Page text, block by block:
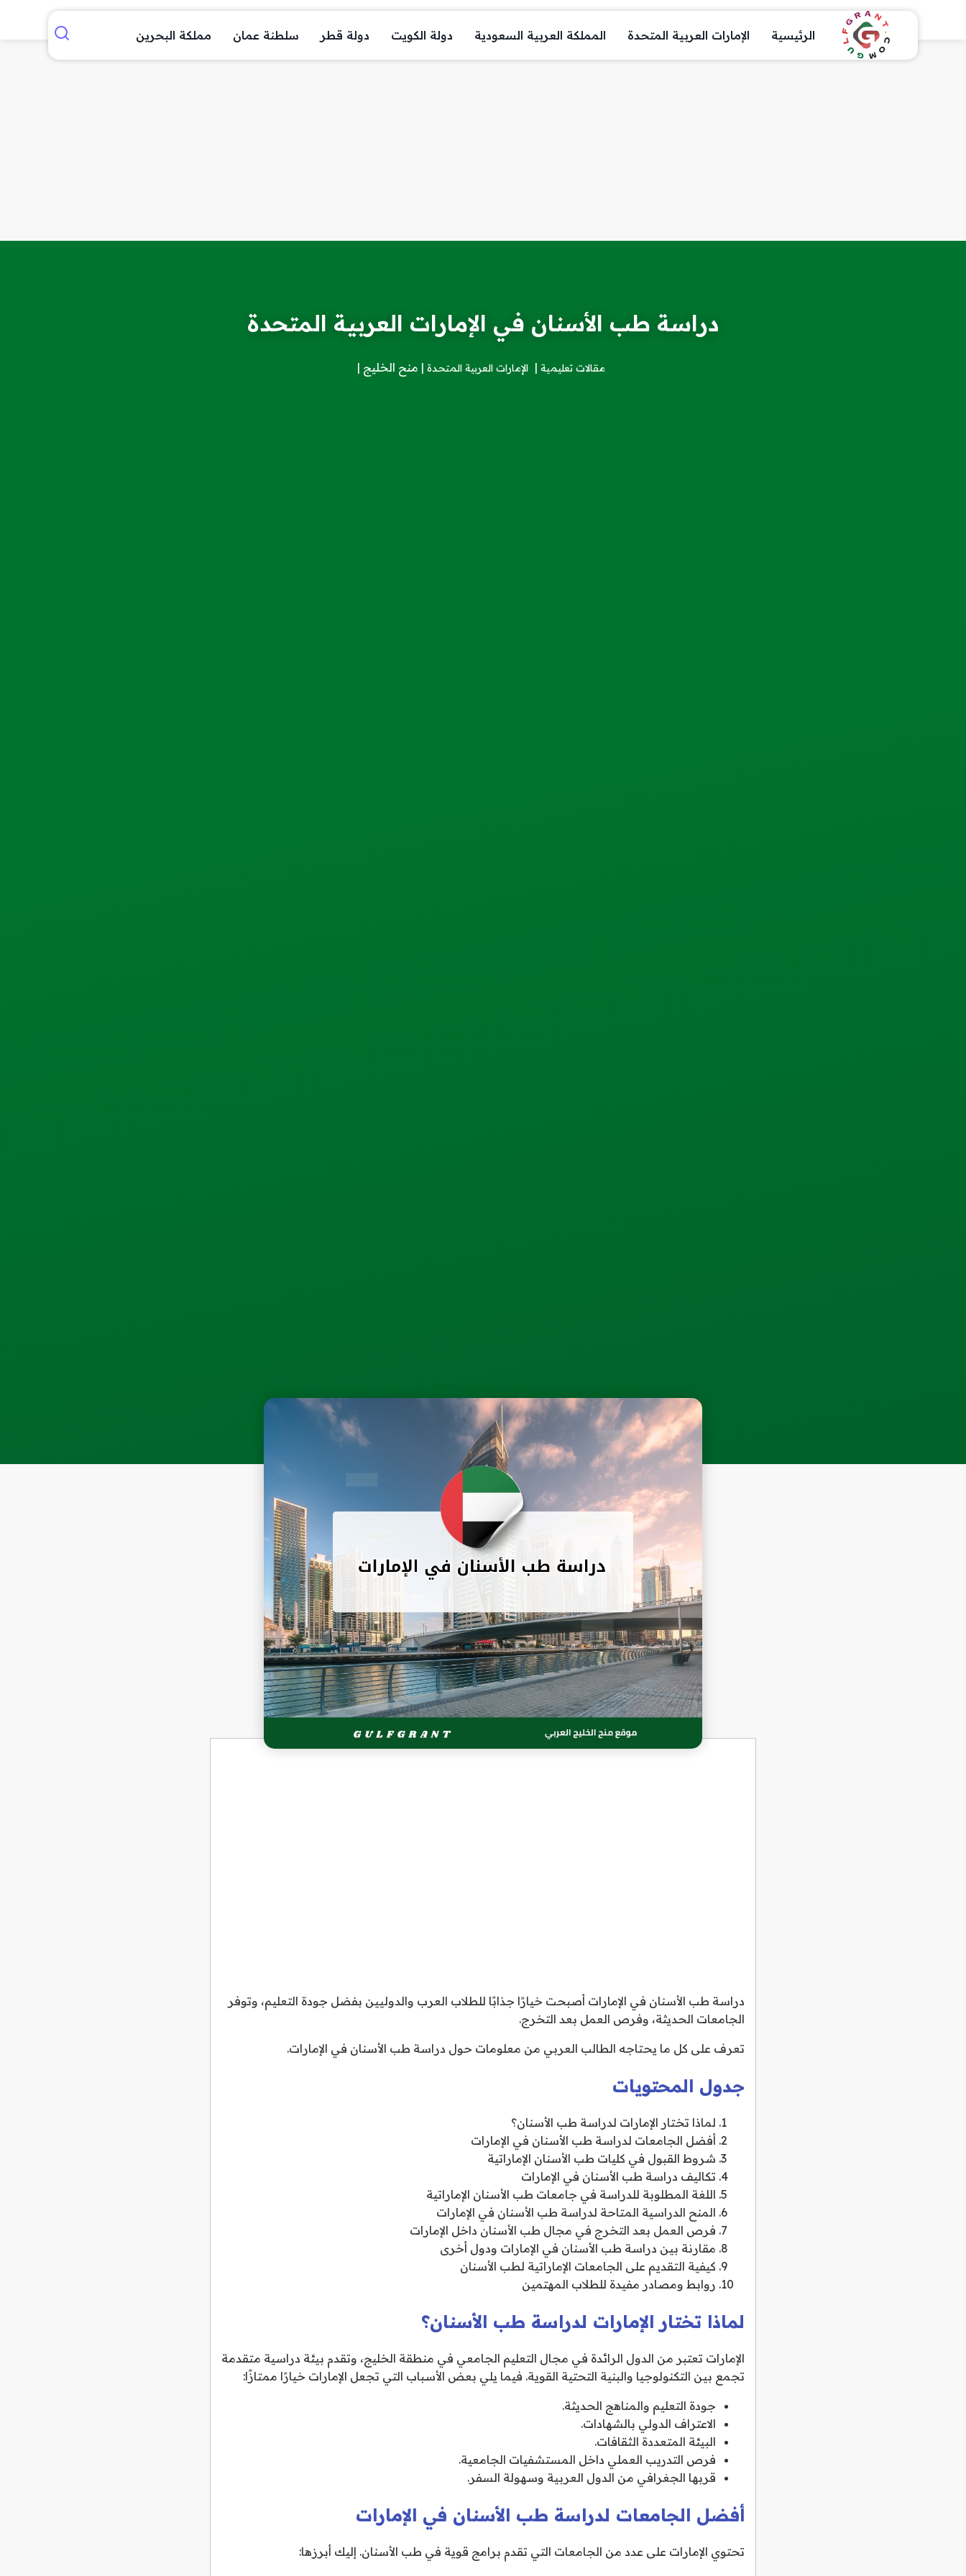
الرئيسية الإمارات العربية المتحدة المملكة العربية السعودية دولة الكويت دولة قطر سلطنة عمان مملكة البحرين
دراسة طب الأسنان في الإمارات العربية المتحدة
مقالات تعليمية الإمارات العربية المتحدة منح الخليج
دراسة طب الأسنان في الإمارات أصبحت خيارًا جذابًا للطلاب العرب والدوليين بفضل جودة التعليم، وتوفر
الجامعات الحديثة، وفرص العمل بعد التخرج.
تعرف على كل ما يحتاجه الطالب العربي من معلومات حول دراسة طب الأسنان في الإمارات.
جدول المحتويات
لماذا تختار الإمارات لدراسة طب الأسنان؟
أفضل الجامعات لدراسة طب الأسنان في الإمارات
شروط القبول في كليات طب الأسنان الإماراتية
تكاليف دراسة طب الأسنان في الإمارات
اللغة المطلوبة للدراسة في جامعات طب الأسنان الإماراتية
المنح الدراسية المتاحة لدراسة طب الأسنان في الإمارات
فرص العمل بعد التخرج في مجال طب الأسنان داخل الإمارات
مقارنة بين دراسة طب الأسنان في الإمارات ودول أخرى
كيفية التقديم على الجامعات الإماراتية لطب الأسنان
روابط ومصادر مفيدة للطلاب المهتمين
لماذا تختار الإمارات لدراسة طب الأسنان؟
الإمارات تعتبر من الدول الرائدة في مجال التعليم الجامعي في منطقة الخليج، وتقدم بيئة دراسية متقدمة
تجمع بين التكنولوجيا والبنية التحتية القوية. فيما يلي بعض الأسباب التي تجعل الإمارات خيارًا ممتازًا:
جودة التعليم والمناهج الحديثة.
الاعتراف الدولي بالشهادات.
البيئة المتعددة الثقافات.
فرص التدريب العملي داخل المستشفيات الجامعية.
قربها الجغرافي من الدول العربية وسهولة السفر.
أفضل الجامعات لدراسة طب الأسنان في الإمارات
تحتوي الإمارات على عدد من الجامعات التي تقدم برامج قوية في طب الأسنان. إليك أبرزها: